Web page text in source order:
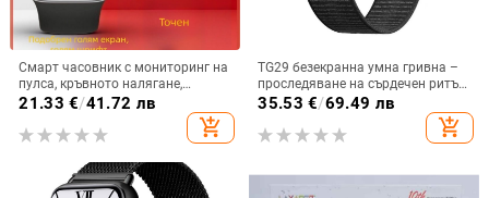
Смарт часовник с мониторинг на
пулса, кръвното налягане,
кислород в кръвта, следене на
съня и Bluetooth разговори
21.33 €/41.72 лв
add_shopping_cart
TG29 безекранна умна гривна –
проследяване на сърдечен ритъм
в реално време, следене на съня,
кислород в кръвта, Bluetooth
35.53 €/69.49 лв
add_shopping_cart